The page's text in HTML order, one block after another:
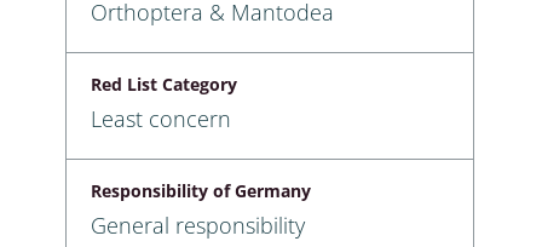
Orthoptera & Mantodea
Red List Category
Least concern
Responsibility of Germany
General responsibility